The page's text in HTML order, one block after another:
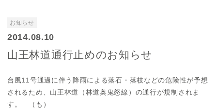
お知らせ
2014.08.10
山王林道通行止めのお知らせ
台風11号通過に伴う降雨による落石・落枝などの危険性が予想
されるため、山王林道（林道奥鬼怒線）の通行が規制されま
す。 （も）